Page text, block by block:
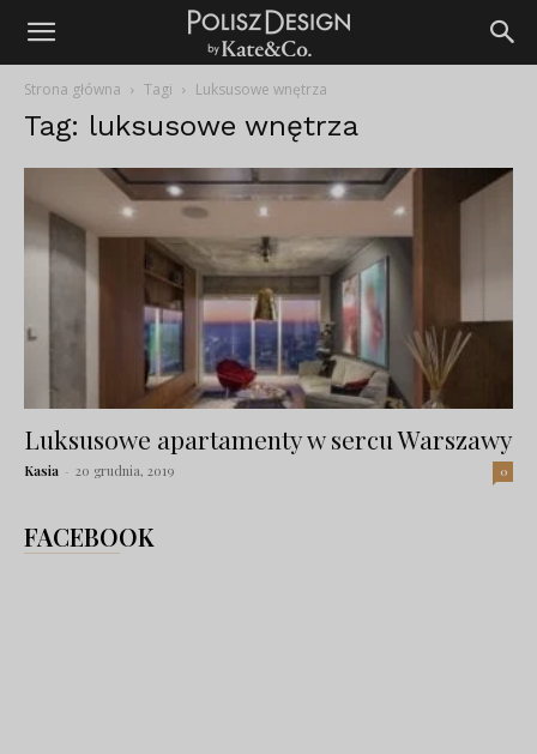
Strona główna Tagi Luksusowe wnętrza
Tag: luksusowe wnętrza
Luksusowe apartamenty w sercu Warszawy
Kasia - 20 grudnia, 2019 0
FACEBOOK